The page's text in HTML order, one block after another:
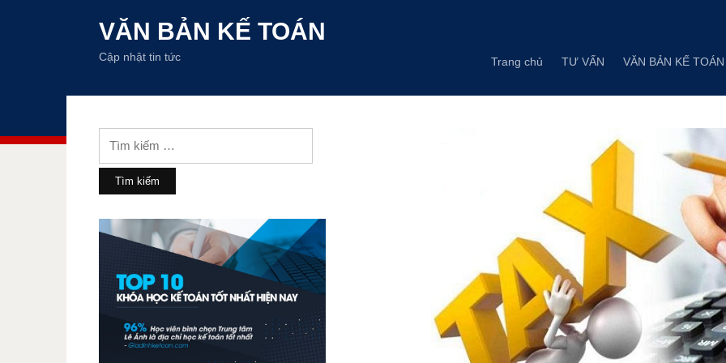
VĂN BẢN KẾ TOÁN
Cập nhật tin tức Trang chủ TƯ VẤN VĂN BẢN KẾ TOÁN
cho: